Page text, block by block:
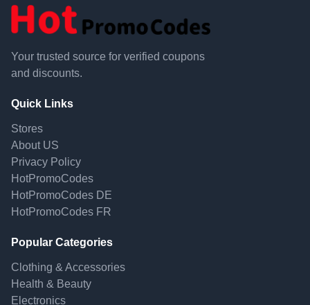
Your trusted source for verified coupons
and discounts.
Quick Links
Stores
About US
Privacy Policy
HotPromoCodes
HotPromoCodes DE
HotPromoCodes FR
Popular Categories
Clothing & Accessories
Health & Beauty
Electronics